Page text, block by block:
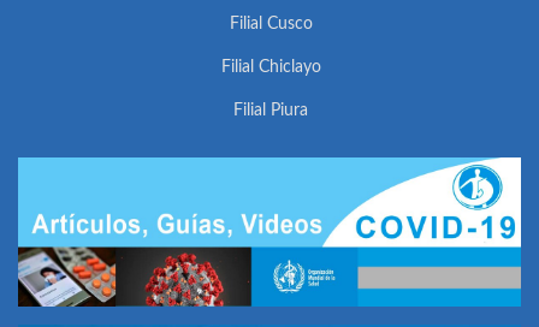
Filial Cusco
Filial Chiclayo
Filial Piura